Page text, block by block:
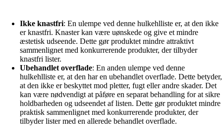
Ikke knastfri: En ulempe ved denne hulkehlliste er, at den ikke
er knastfri. Knaster kan være uønskede og give et mindre
æstetisk udseende. Dette gør produktet mindre attraktivt
sammenlignet med konkurrerende produkter, der tilbyder
knastfri lister.
Ubehandlet overflade: En anden ulempe ved denne
hulkehlliste er, at den har en ubehandlet overflade. Dette betyder,
at den ikke er beskyttet mod pletter, fugt eller andre skader. Det
kan være nødvendigt at påføre en separat behandling for at sikre
holdbarheden og udseendet af listen. Dette gør produktet mindre
praktisk sammenlignet med konkurrerende produkter, der
tilbyder lister med en allerede behandlet overflade.